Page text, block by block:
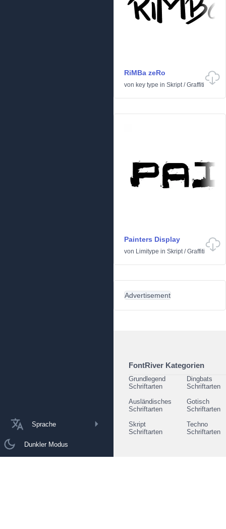
Sprache
Dunkler Modus
RiMBa zeRo
von key type in Skript/Graffiti
Painters Display
von Limitype in Skript/Graffiti
Advertisement
FontRiver Kategorien
Grundlegend
Schriftarten
Dingbats
Schriftarten
Ausländisches
Schriftarten
Gotisch
Schriftarten
Skript
Schriftarten
Techno
Schriftarten